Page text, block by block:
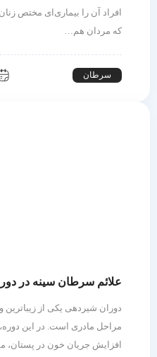
افراد آن را بیماری‌ای مختص
که مردان هم…
سرطان
علائم سرطان سینه در
دوران شیردهی یکی از زیباترین
مراحل مادری است. در این
افزایش جریان خون در